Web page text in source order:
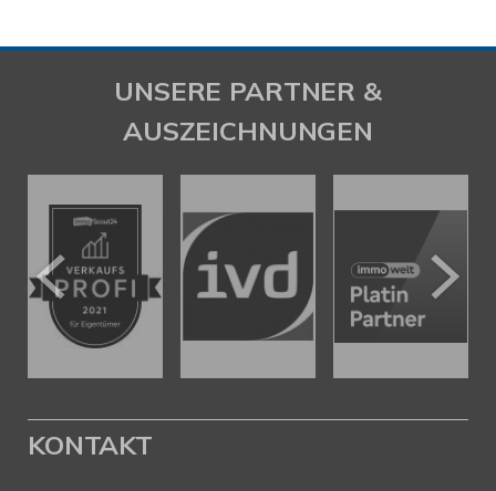
UNSERE PARTNER &
AUSZEICHNUNGEN
KONTAKT